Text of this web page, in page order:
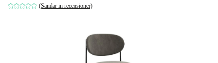
(Samlar in recensioner)